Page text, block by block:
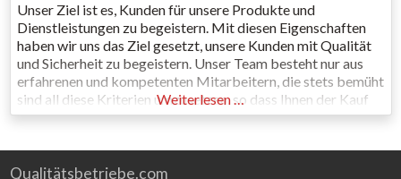
Unser Ziel ist es, Kunden für unsere Produkte und
Dienstleistungen zu begeistern. Mit diesen Eigenschaften
haben wir uns das Ziel gesetzt, unsere Kunden mit Qualität
und Sicherheit zu begeistern. Unser Team besteht nur aus
erfahrenen und kompetenten Mitarbeitern, die stets bemüht
sind all diese Kriterien umzusetzen, so dass Ihnen der Kauf
unserer Fenster, Haustüren und Zubehör Freude bereitet.
Weiterlesen …
Qualitätsbetriebe.com